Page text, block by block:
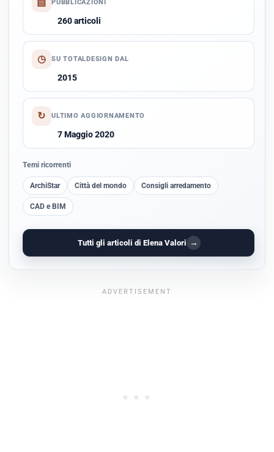
▤ PUBBLICAZIONI
260 articoli
◷ SU TOTALDESIGN DAL
2015
↻ ULTIMO AGGIORNAMENTO
7 Maggio 2020
Temi ricorrenti
ArchiStar Città del mondo Consigli arredamento
CAD e BIM
Tutti gli articoli di Elena Valori →